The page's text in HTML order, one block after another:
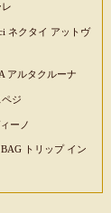
ネクタイ アットヴ
アルタクルーナ
ペジ
ーノ
トリップ イン